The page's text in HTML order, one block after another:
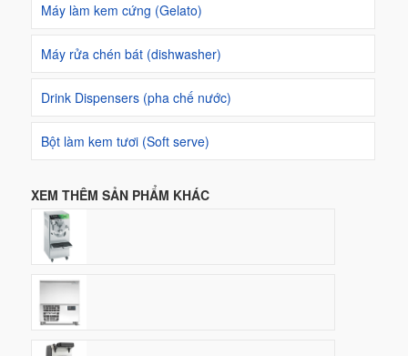
Máy làm kem cứng (Gelato)
Máy rửa chén bát (dishwasher)
Drink Dispensers (pha chế nước)
Bột làm kem tươi (Soft serve)
XEM THÊM SẢN PHẨM KHÁC